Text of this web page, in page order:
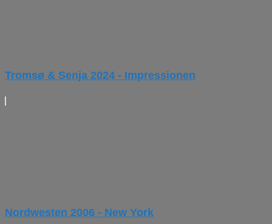
Tromsø & Senja 2024 - Impressionen
Nordwesten 2006 - New York